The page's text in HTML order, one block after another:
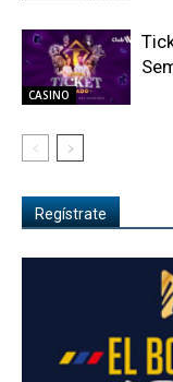
CASINO
Regístrate